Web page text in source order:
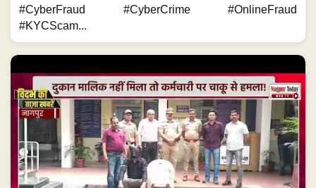
#CyberFraud #CyberCrime #OnlineFraud
#KYCScam...